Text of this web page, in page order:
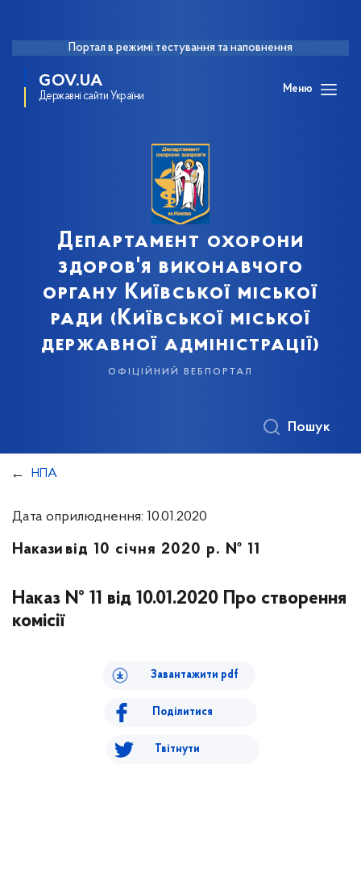
Портал в режимі тестування та наповнення
GOV.UA
Державні сайти України
Меню
Департамент охорони
здоров'я виконавчого
органу Київської міської
ради (Київської міської
державної адміністрації)
офіційний вебпортал
Пошук
НПА
Дата оприлюднення: 10.01.2020
Накази від 10 січня 2020 р. № 11
Наказ № 11 від 10.01.2020 Про створення
комісії
Завантажити pdf
Поділитися
Твітнути